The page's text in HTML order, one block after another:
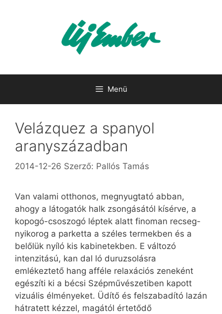
Menü
Velázquez a spanyol
aranyszázadban
2014-12-26 Szerző: Pallós Tamás
Van valami otthonos, megnyugtató abban,
ahogy a látogatók halk zsongásától kísérve, a
kopogó-csoszogó léptek alatt finoman recseg-
nyikorog a parketta a széles termekben és a
belőlük nyíló kis kabinetekben. E változó
intenzitású, kan dal ló duruzsolásra
emlékeztető hang afféle relaxációs zeneként
egészíti ki a bécsi Szépművészetiben kapott
vizuális élményeket. Üdítő és felszabadító lazán
hátratett kézzel, magától értetődő